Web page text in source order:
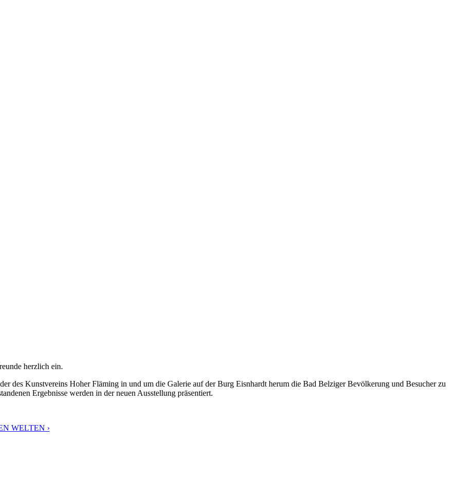
herzlich ein.
des Kunstvereins Hoher Fläming in und um die Galerie auf der Burg Eisnhardt herum die Bad Belziger Bevölkerung und Besucher zu
Ergebnisse werden in der neuen Ausstellung präsentiert.
WELTEN ›